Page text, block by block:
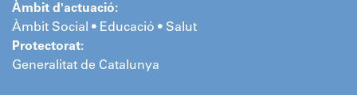
Àmbit d'actuació:
Àmbit Social • Educació • Salut
Protectorat:
Generalitat de Catalunya